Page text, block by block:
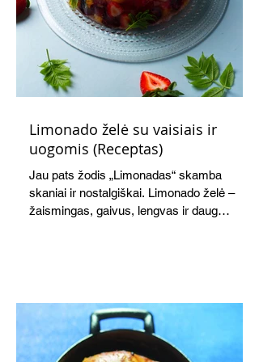
Limonado želė su vaisiais ir
uogomis (Receptas)
Jau pats žodis „Limonadas“ skamba
skaniai ir nostalgiškai. Limonado želė –
žaismingas, gaivus, lengvas ir daug